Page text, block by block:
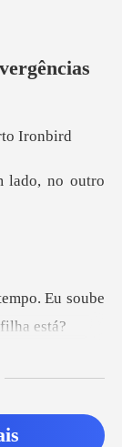
lado, no outro
Eu soube
sabe